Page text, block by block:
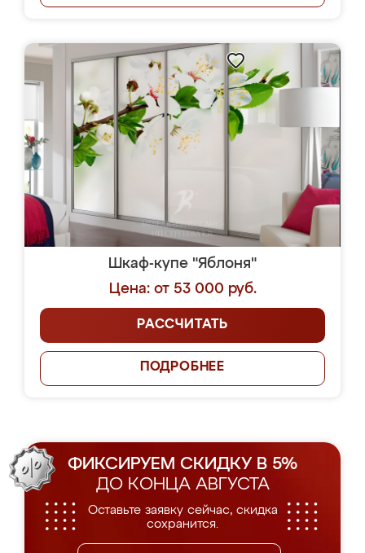
Шкаф-купе "Яблоня"
Цена: от 53 000 руб.
РАССЧИТАТЬ
ПОДРОБНЕЕ
ФИКСИРУЕМ СКИДКУ В 5%
ДО КОНЦА АВГУСТА
Оставьте заявку сейчас, скидка
сохранится.